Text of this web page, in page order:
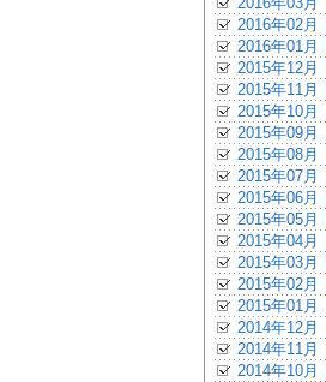
2016年02月
2016年01月
2015年12月
2015年11月
2015年10月
2015年09月
2015年08月
2015年07月
2015年06月
2015年05月
2015年04月
2015年03月
2015年02月
2015年01月
2014年12月
2014年11月
2014年10月